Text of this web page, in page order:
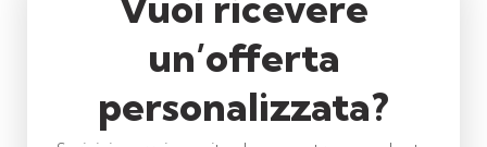
un’offerta
personalizzata?